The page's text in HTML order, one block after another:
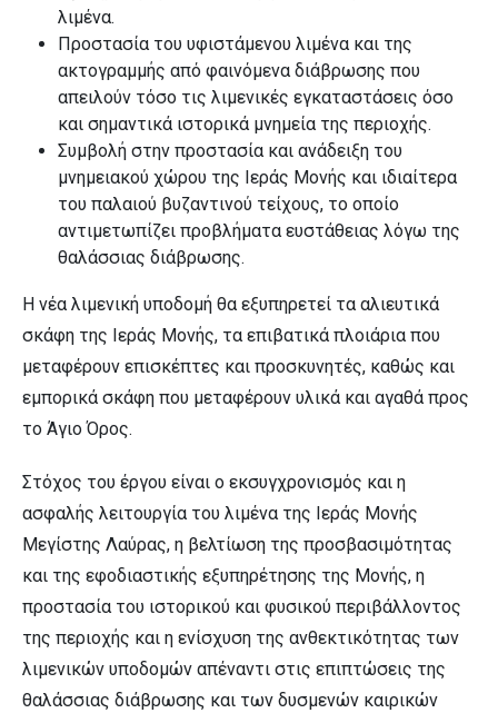
λιμένα.
Προστασία του υφιστάμενου λιμένα και της
ακτογραμμής από φαινόμενα διάβρωσης που
απειλούν τόσο τις λιμενικές εγκαταστάσεις όσο
και σημαντικά ιστορικά μνημεία της περιοχής.
Συμβολή στην προστασία και ανάδειξη του
μνημειακού χώρου της Ιεράς Μονής και ιδιαίτερα
του παλαιού βυζαντινού τείχους, το οποίο
αντιμετωπίζει προβλήματα ευστάθειας λόγω της
θαλάσσιας διάβρωσης.
Η νέα λιμενική υποδομή θα εξυπηρετεί τα αλιευτικά
σκάφη της Ιεράς Μονής, τα επιβατικά πλοιάρια που
μεταφέρουν επισκέπτες και προσκυνητές, καθώς και
εμπορικά σκάφη που μεταφέρουν υλικά και αγαθά προς
το Άγιο Όρος.
Στόχος του έργου είναι ο εκσυγχρονισμός και η
ασφαλής λειτουργία του λιμένα της Ιεράς Μονής
Μεγίστης Λαύρας, η βελτίωση της προσβασιμότητας
και της εφοδιαστικής εξυπηρέτησης της Μονής, η
προστασία του ιστορικού και φυσικού περιβάλλοντος
της περιοχής και η ενίσχυση της ανθεκτικότητας των
λιμενικών υποδομών απέναντι στις επιπτώσεις της
θαλάσσιας διάβρωσης και των δυσμενών καιρικών